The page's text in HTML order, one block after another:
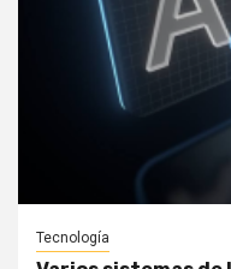
Tecnología